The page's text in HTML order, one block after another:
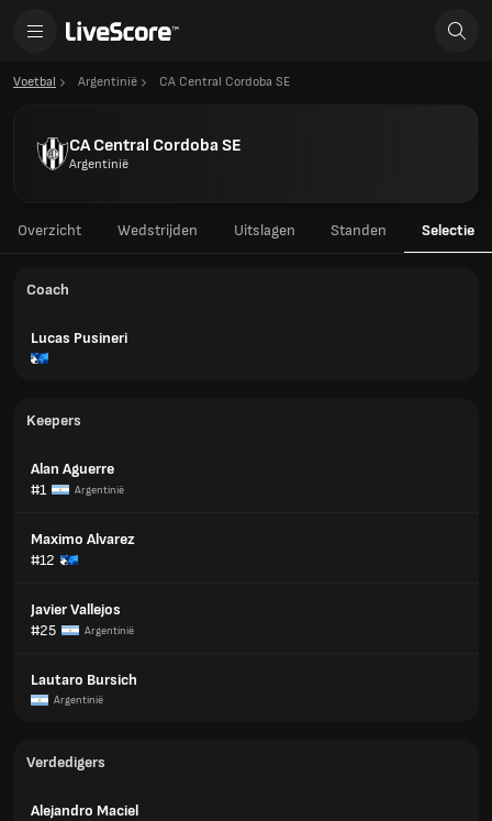
Voetbal Argentinië CA Central Cordoba SE
CA Central Cordoba SE
Argentinië
Overzicht Wedstrijden Uitslagen Standen Selectie
Coach
Lucas Pusineri
Keepers
Alan Aguerre
#1
Argentinië
Maximo Alvarez
#12
Javier Vallejos
#25
Argentinië
Lautaro Bursich
Argentinië
Verdedigers
Alejandro Maciel